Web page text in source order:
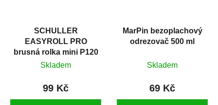
SCHULLER
EASYROLL PRO
brusná rolka mini P120
Skladem
99 Kč
MarPin bezoplachový
odrezovač 500 ml
Skladem
69 Kč